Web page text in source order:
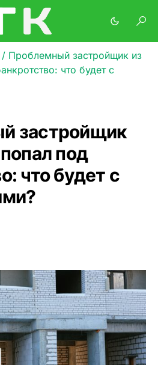
/ Проблемный застройщик из
что будет с
застройщик
под
что будет с